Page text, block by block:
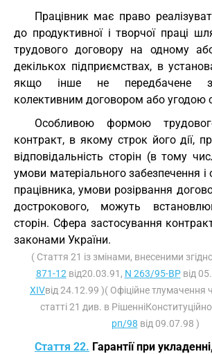
Працівник має право
до продуктивної і творчої праці
трудового договору на одному
декількох підприємствах, в
якщо інше не передбачене
колективним договором або угодою
Особливою формою
контракт, в якому строк його дії,
відповідальність сторін (в тому
умови матеріального забезпечення і
працівника, умови розірвання
дострокового, можуть
сторін. Сфера застосування
законами України.
( Стаття 21 із змінами, внесеними
871-12 від20.03.91, N 263/95-ВРвід
XIVвід 24.12.99 )( Офіційне тлумачення
статті 21 див. в
рп/98 від 09.07.98 )
Стаття 22. Гарантії при